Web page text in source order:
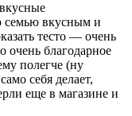
семью вкусным и
тесто — очень
очень благодарное
полегче (ну
себя делает,
еще в магазине и